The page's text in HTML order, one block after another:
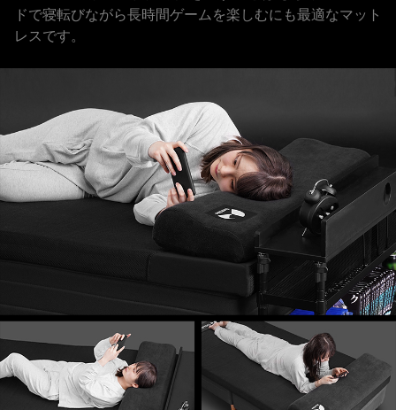
ドで寝転びながら長時間ゲームを楽しむにも最適なマット
レスです。